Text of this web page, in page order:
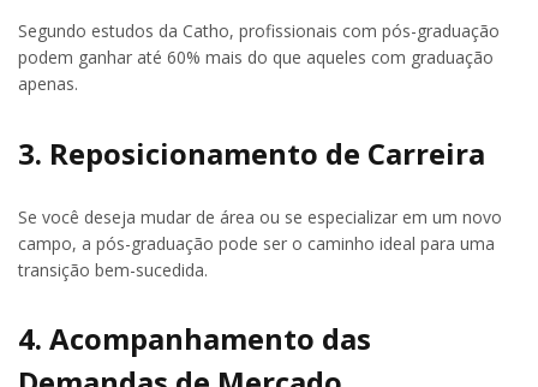
Segundo estudos da Catho, profissionais com pós-graduação
podem ganhar até 60% mais do que aqueles com graduação
apenas.
3. Reposicionamento de Carreira
Se você deseja mudar de área ou se especializar em um novo
campo, a pós-graduação pode ser o caminho ideal para uma
transição bem-sucedida.
4. Acompanhamento das